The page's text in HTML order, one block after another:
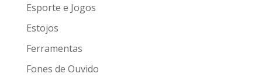
Esporte e Jogos
Estojos
Ferramentas
Fones de Ouvido